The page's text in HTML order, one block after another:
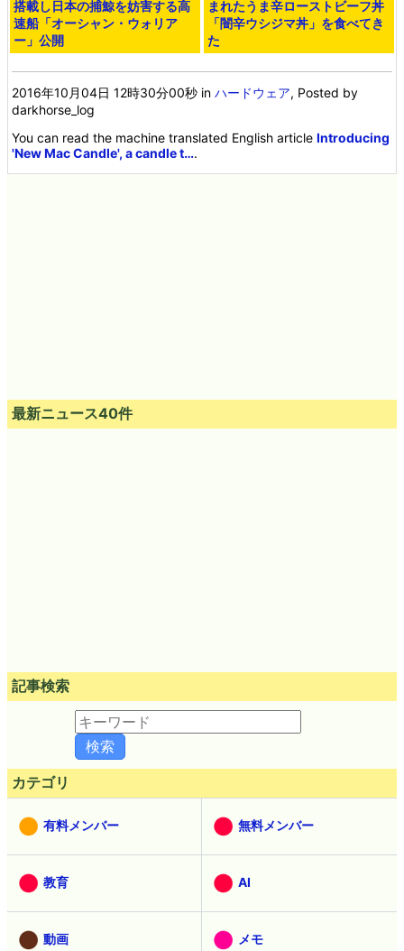
搭載し日本の捕鯨を妨害する高
速船「オーシャン・ウォリア
ー」公開
まれたうま辛ローストビーフ丼
「闇辛ウシジマ丼」を食べてき
た
2016年10月04日 12時30分00秒 inハードウェア, Posted by
darkhorse_log
You can read the machine translated English articleIntroducing
'New Mac Candle', a candle t….
最新ニュース40件
記事検索
カテゴリ
有料メンバー 無料メンバー
教育 AI
動画 メモ